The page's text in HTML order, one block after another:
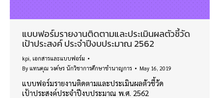
แบบฟอร์มรายงานติดตามและประเมินผลตัวชี้วัด
เป้าประสงค์ ประจำปีงบประมาณ 2562
kpi, เอกสารและแบบฟอร์ม
By แทนคุณ วงค์ษร นักวิชาการศึกษาชำนาญการ May 16, 2019
แบบฟอร์มรายงานติดตามและประเมินผลตัวชี้วัด
เป้าประสงค์ประจำปีงบประมาณ พ.ศ. 2562